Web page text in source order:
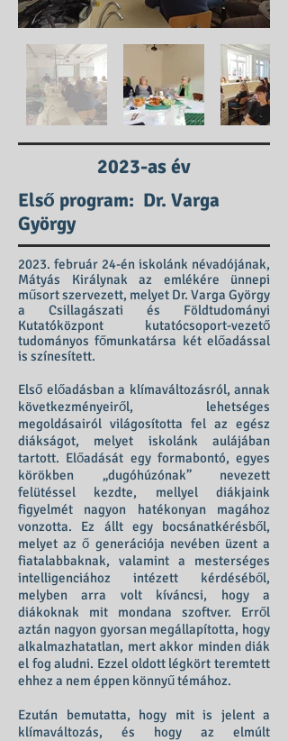
2023-as év
Első program: Dr. Varga
György
2023. február 24-én iskolánk névadójának,
Mátyás Királynak az emlékére ünnepi
műsort szervezett, melyet Dr. Varga György
a Csillagászati és Földtudományi
Kutatóközpont kutatócsoport-vezető
tudományos főmunkatársa két előadással
is színesített.
Első előadásban a klímaváltozásról, annak
következményeiről, lehetséges
megoldásairól világosította fel az egész
diákságot, melyet iskolánk aulájában
tartott. Előadását egy formabontó, egyes
körökben „dugóhúzónak” nevezett
felütéssel kezdte, mellyel diákjaink
figyelmét nagyon hatékonyan magához
vonzotta. Ez állt egy bocsánatkérésből,
melyet az ő generációja nevében üzent a
fiatalabbaknak, valamint a mesterséges
intelligenciához intézett kérdéséből,
melyben arra volt kíváncsi, hogy a
diákoknak mit mondana szoftver. Erről
aztán nagyon gyorsan megállapította, hogy
alkalmazhatatlan, mert akkor minden diák
el fog aludni. Ezzel oldott légkört teremtett
ehhez a nem éppen könnyű témához.
Ezután bemutatta, hogy mit is jelent a
klímaváltozás, és hogy az elmúlt